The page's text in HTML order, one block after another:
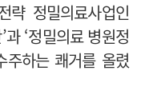
정밀의료사업인
‘정밀의료 병원정
주하는 쾌거를 올렸